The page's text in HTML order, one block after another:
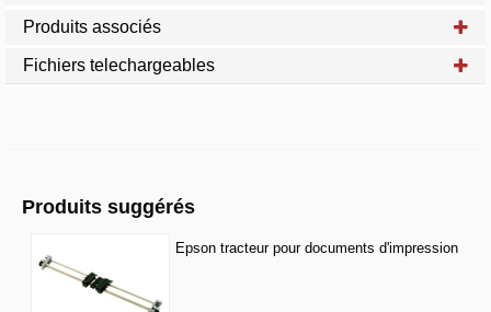
Produits associés
Fichiers telechargeables
Produits suggérés
Epson tracteur pour documents d'impression